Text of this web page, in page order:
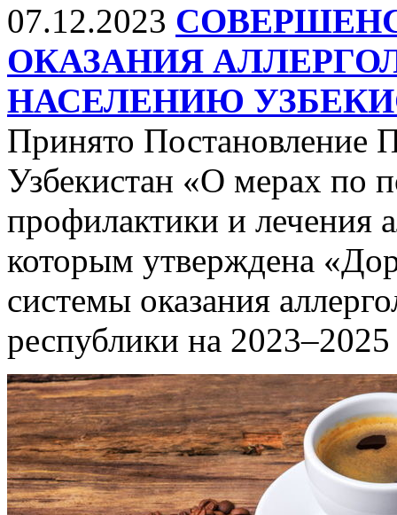
07.12.2023
ОКАЗАНИЯ
НАСЕЛЕНИЮ
Принято Постановление
Узбекистан «О мерах по
профилактики и лечения
которым утверждена
системы оказания
республики на 2023–2025